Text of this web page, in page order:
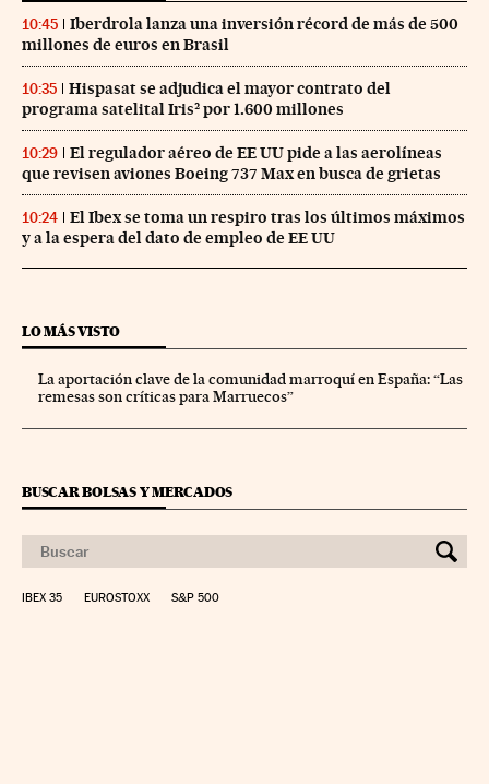
10:45
Iberdrola lanza una inversión récord de más de 500
millones de euros en Brasil
10:35
Hispasat se adjudica el mayor contrato del
programa satelital Iris² por 1.600 millones
10:29
El regulador aéreo de EE UU pide a las aerolíneas
que revisen aviones Boeing 737 Max en busca de grietas
10:24
El Ibex se toma un respiro tras los últimos máximos
y a la espera del dato de empleo de EE UU
LO MÁS VISTO
La aportación clave de la comunidad marroquí en España: “Las
remesas son críticas para Marruecos”
BUSCAR BOLSAS Y MERCADOS
IBEX 35 EUROSTOXX S&P 500